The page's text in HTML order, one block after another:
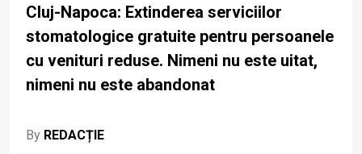
Cluj-Napoca: Extinderea serviciilor
stomatologice gratuite pentru persoanele
cu venituri reduse. Nimeni nu este uitat,
nimeni nu este abandonat
By REDACȚIE